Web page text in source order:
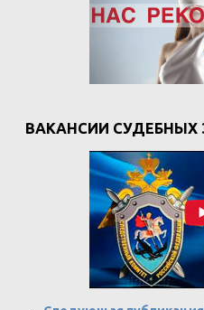
ВАКАНСИИ СУДЕБНЫХ